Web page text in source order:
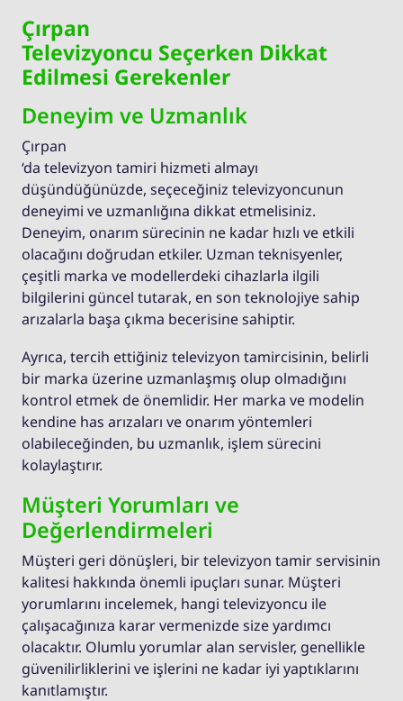
Çırpan
Televizyoncu Seçerken Dikkat
Edilmesi Gerekenler
Deneyim ve Uzmanlık
Çırpan
‘da televizyon tamiri hizmeti almayı
düşündüğünüzde, seçeceğiniz televizyoncunun
deneyimi ve uzmanlığına dikkat etmelisiniz.
Deneyim, onarım sürecinin ne kadar hızlı ve etkili
olacağını doğrudan etkiler. Uzman teknisyenler,
çeşitli marka ve modellerdeki cihazlarla ilgili
bilgilerini güncel tutarak, en son teknolojiye sahip
arızalarla başa çıkma becerisine sahiptir.
Ayrıca, tercih ettiğiniz televizyon tamircisinin, belirli
bir marka üzerine uzmanlaşmış olup olmadığını
kontrol etmek de önemlidir. Her marka ve modelin
kendine has arızaları ve onarım yöntemleri
olabileceğinden, bu uzmanlık, işlem sürecini
kolaylaştırır.
Müşteri Yorumları ve
Değerlendirmeleri
Müşteri geri dönüşleri, bir televizyon tamir servisinin
kalitesi hakkında önemli ipuçları sunar. Müşteri
yorumlarını incelemek, hangi televizyoncu ile
çalışacağınıza karar vermenizde size yardımcı
olacaktır. Olumlu yorumlar alan servisler, genellikle
güvenilirliklerini ve işlerini ne kadar iyi yaptıklarını
kanıtlamıştır.